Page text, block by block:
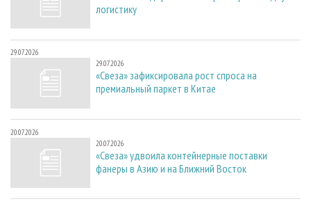
логистику
29.07.2026
29.07.2026
«Свеза» зафиксировала рост спроса на
премиальный паркет в Китае
20.07.2026
20.07.2026
«Свеза» удвоила контейнерные поставки
фанеры в Азию и на Ближний Восток